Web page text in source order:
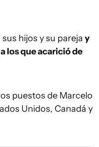
hijos y su pareja y
los que acarició de
puestos de Marcelo
Unidos, Canadá y